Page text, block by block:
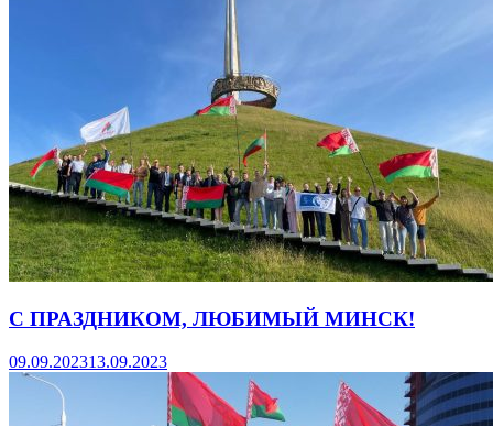
С ПРАЗДНИКОМ, ЛЮБИМЫЙ МИНСК!
09.09.202313.09.2023